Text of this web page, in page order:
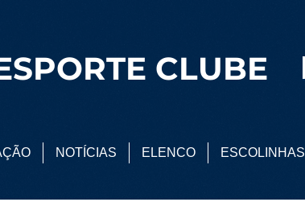
CLUBE
NOTÍCIAS ELENCO ESCOLINHAS